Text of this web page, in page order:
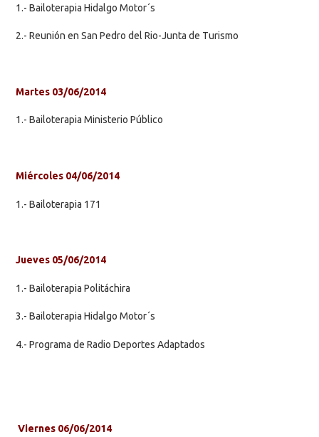
1.- Bailoterapia Hidalgo Motor´s
2.- Reunión en San Pedro del Rio-Junta de Turismo
Martes 03/06/2014
1.- Bailoterapia Ministerio Público
Miércoles 04/06/2014
1.- Bailoterapia 171
Jueves 05/06/2014
1.- Bailoterapia Politáchira
3.- Bailoterapia Hidalgo Motor´s
4.- Programa de Radio Deportes Adaptados
Viernes 06/06/2014